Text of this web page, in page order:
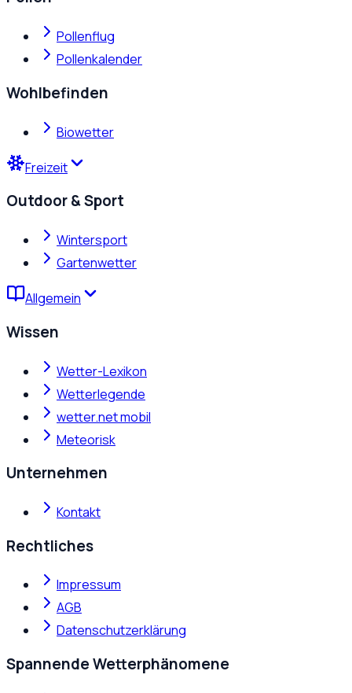
Pollenflug
Pollenkalender
Wohlbefinden
Biowetter
Freizeit
Outdoor & Sport
Wintersport
Gartenwetter
Allgemein
Wissen
Wetter-Lexikon
Wetterlegende
wetter.net mobil
Meteorisk
Unternehmen
Kontakt
Rechtliches
Impressum
AGB
Datenschutzerklärung
Spannende Wetterphänomene